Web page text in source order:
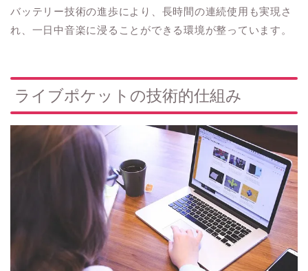
バッテリー技術の進歩により、長時間の連続使用も実現さ
れ、一日中音楽に浸ることができる環境が整っています。
ライブポケットの技術的仕組み